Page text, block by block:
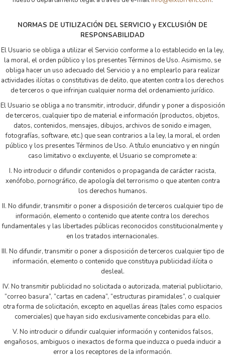
NORMAS DE UTILIZACIÓN DEL SERVICIO y EXCLUSIÓN DE
RESPONSABILIDAD
El Usuario se obliga a utilizar el Servicio conforme a lo establecido en la ley,
la moral, el orden público y los presentes Términos de Uso. Asimismo, se
obliga hacer un uso adecuado del Servicio y a no emplearlo para realizar
actividades ilícitas o constitutivas de delito, que atenten contra los derechos
de terceros o que infrinjan cualquier norma del ordenamiento jurídico.
El Usuario se obliga a no transmitir, introducir, difundir y poner a disposición
de terceros, cualquier tipo de material e información (productos, objetos,
datos, contenidos, mensajes, dibujos, archivos de sonido e imagen,
fotografías, software, etc.) que sean contrarios a la ley, la moral, el orden
público y los presentes Términos de Uso. A título enunciativo y en ningún
caso limitativo o excluyente, el Usuario se compromete a:
I. No introducir o difundir contenidos o propaganda de carácter racista,
xenófobo, pornográfico, de apología del terrorismo o que atenten contra
los derechos humanos.
II. No difundir, transmitir o poner a disposición de terceros cualquier tipo de
información, elemento o contenido que atente contra los derechos
fundamentales y las libertades públicas reconocidos constitucionalmente y
en los tratados internacionales.
III. No difundir, transmitir o poner a disposición de terceros cualquier tipo de
información, elemento o contenido que constituya publicidad ilícita o
desleal.
IV. No transmitir publicidad no solicitada o autorizada, material publicitario,
“correo basura”, “cartas en cadena”, “estructuras piramidales”, o cualquier
otra forma de solicitación, excepto en aquellas áreas (tales como espacios
comerciales) que hayan sido exclusivamente concebidas para ello.
V. No introducir o difundir cualquier información y contenidos falsos,
engañosos, ambiguos o inexactos de forma que induzca o pueda inducir a
error a los receptores de la información.